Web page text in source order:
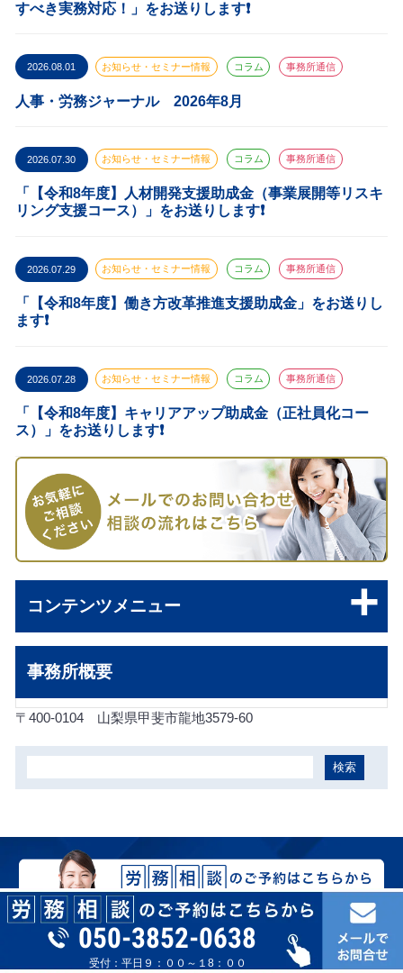
すべき実務対応！」をお送りします❗️
2026.08.01 お知らせ・セミナー情報 コラム 事務所通信
人事・労務ジャーナル 2026年8月
2026.07.30 お知らせ・セミナー情報 コラム 事務所通信
「【令和8年度】人材開発支援助成金（事業展開等リスキ
リング支援コース）」をお送りします❗️
2026.07.29 お知らせ・セミナー情報 コラム 事務所通信
「【令和8年度】働き方改革推進支援助成金」をお送りし
ます❗️
2026.07.28 お知らせ・セミナー情報 コラム 事務所通信
「【令和8年度】キャリアアップ助成金（正社員化コー
ス）」をお送りします❗️
コンテンツメニュー
事務所概要
〒400-0104 山梨県甲斐市龍地3579-60
050-3852-0638
050-3852-0638
受付：平日９：００～１8：００